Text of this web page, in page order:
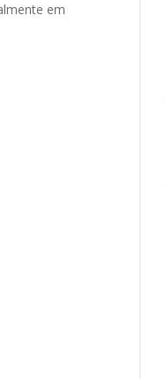
em